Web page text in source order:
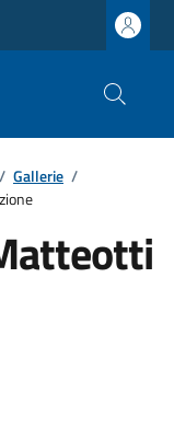
/ Gallerie /